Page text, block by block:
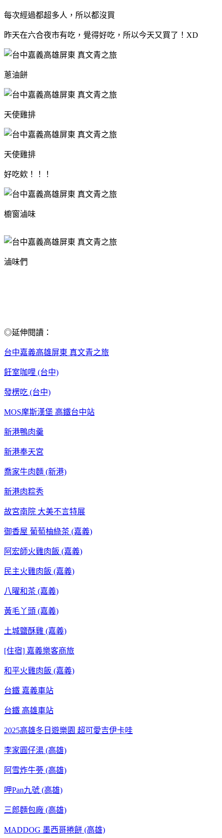
每次經過都超多人，所以都沒買
昨天在六合夜市有吃，覺得好吃，所以今天又買了！XD
蔥油餅
天使雞排
天使雞排
好吃欸！！！
櫥窗滷味
滷味們
◎延伸閱讀：
台中嘉義高雄屏東 真文青之旅
飪室咖哩 (台中)
發楞吃 (台中)
MOS摩斯漢堡 高鐵台中站
新港鴨肉羹
新港奉天宮
喬家牛肉麵 (新港)
新港肉粽秀
故宮南院 大美不言特展
御香屋 葡萄柚綠茶 (嘉義)
阿宏師火雞肉飯 (嘉義)
民主火雞肉飯 (嘉義)
八曜和茶 (嘉義)
黃毛丫頭 (嘉義)
土城鹽酥雞 (嘉義)
[住宿] 嘉義樂客商旅
和平火雞肉飯 (嘉義)
台鐵 嘉義車站
台鐵 高雄車站
2025高雄冬日遊樂園 超可愛吉伊卡哇
李家圓仔湯 (高雄)
阿雪炸牛蒡 (高雄)
呷Pan九號 (高雄)
三郎麵包廠 (高雄)
MADDOG 墨西哥捲餅 (高雄)